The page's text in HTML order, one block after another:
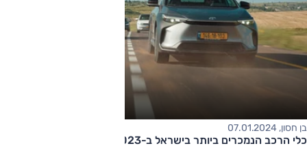
בן חסון, 07.01.2024
כלי הרכב הנמכרים ביותר בישראל ב-2023: לפי קטגוריות